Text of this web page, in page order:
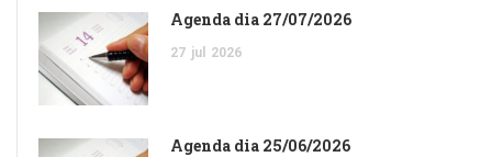
Agenda dia 27/07/2026
27 jul 2026
Agenda dia 25/06/2026